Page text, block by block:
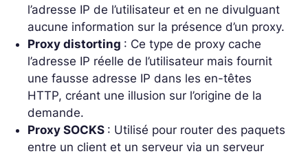
l’adresse IP de l’utilisateur et en ne divulguant
aucune information sur la présence d’un proxy.
Proxy distorting : Ce type de proxy cache
l’adresse IP réelle de l’utilisateur mais fournit
une fausse adresse IP dans les en-têtes
HTTP, créant une illusion sur l’origine de la
demande.
Proxy SOCKS : Utilisé pour router des paquets
entre un client et un serveur via un serveur